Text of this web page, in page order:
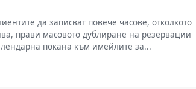
да записват повече часове, отколкото
прави масовото дублиране на резервации
покана към имейлите за...